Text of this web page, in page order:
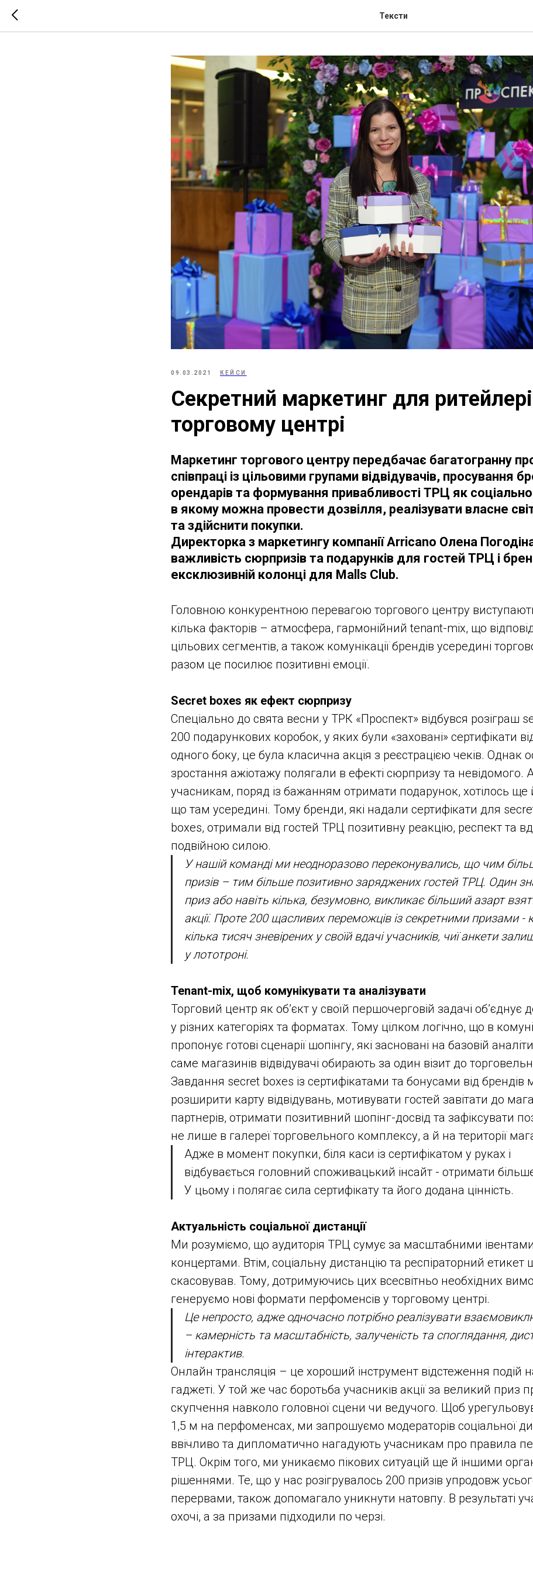
Тексти
09.03.2021 КЕЙСИ
Секретний маркетинг для
торговому центрі
Маркетинг торгового центру передбачає багатогранну
співпраці із цільовими групами відвідувачів, просування
орендарів та формування привабливості ТРЦ як
в якому можна провести дозвілля, реалізувати власне
та здійснити покупки.
Директорка з маркетингу компанії Arricano Олена
важливість сюрпризів та подарунків для гостей ТРЦ і
ексклюзивній колонці для Malls Club.
Головною конкурентною перевагою торгового центру
кілька факторів – атмосфера, гармонійний tenant-mix, що
цільових сегментів, а також комунікації брендів усередині
разом це посилює позитивні емоції.
Secret boxes як ефект сюрпризу
Спеціально до свята весни у ТРК «Проспект» відбувся розіграш
200 подарункових коробок, у яких були «заховані» сертифікати
одного боку, це була класична акція з реєстрацією чеків. Однак
зростання ажіотажу полягали в ефекті сюрпризу та невідомого.
учасникам, поряд із бажанням отримати подарунок, хотілось ще
що там усередині. Тому бренди, які надали сертифікати для
boxes, отримали від гостей ТРЦ позитивну реакцію, респект та
подвійною силою.
У нашій команді ми неодноразово переконувались, що чим
призів – тим більше позитивно заряджених гостей ТРЦ. Один
приз або навіть кілька, безумовно, викликає більший азарт
акції. Проте 200 щасливих переможців із секретними призами -
кілька тисяч зневірених у своїй вдачі учасників, чиї анкети
у лототроні.
Tenant-mix, щоб комунікувати та аналізувати
Торговий центр як об’єкт у своїй першочерговій задачі об’єднує
у різних категоріях та форматах. Тому цілком логічно, що в
пропонує готові сценарії шопінгу, які засновані на базовій
саме магазинів відвідувачі обирають за один візит до
Завдання secret boxes із сертифікатами та бонусами від брендів
розширити карту відвідувань, мотивувати гостей завітати до
партнерів, отримати позитивний шопінг-досвід та зафіксувати
не лише в галереї торговельного комплексу, а й на території
Адже в момент покупки, біля каси із сертифікатом у руках і
відбувається головний споживацький інсайт - отримати
У цьому і полягає сила сертифікату та його додана цінність.
Актуальність соціальної дистанції
Ми розуміємо, що аудиторія ТРЦ сумує за масштабними
концертами. Втім, соціальну дистанцію та респіраторний етикет
скасовував. Тому, дотримуючись цих всесвітньо необхідних
генеруємо нові формати перфоменсів у торговому центрі.
Це непросто, адже одночасно потрібно реалізувати
– камерність та масштабність, залученість та споглядання,
інтерактив.
Онлайн трансляція – це хороший інструмент відстеження подій
гаджеті. У той же час боротьба учасників акції за великий приз
скупчення навколо головної сцени чи ведучого. Щоб
1,5 м на перфоменсах, ми запрошуємо модераторів соціальної
ввічливо та дипломатично нагадують учасникам про правила
ТРЦ. Окрім того, ми уникаємо пікових ситуацій ще й іншими
рішеннями. Те, що у нас розігрувалось 200 призів упродовж
перервами, також допомагало уникнути натовпу. В результаті
охочі, а за призами підходили по черзі.